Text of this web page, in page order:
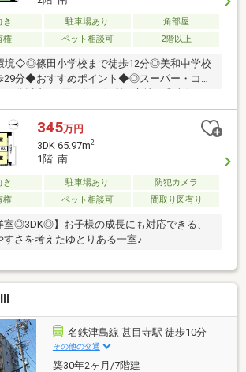
き 駐車場あり
角部屋
権
ペット相談可 2階以上
◇◎篠田小学校まで徒歩12分◎美和中学校
29分◆おすすめポイント◆◎スーパー・コン
で陽当り良好！▼▼ハウスドゥ 清須はここが
▼▼地元密着、清須市のことならお任せくだ
豊富なスタッフがご提案♪住宅ローンや保
産に関する税金や法律、その他各種手続きの
お気軽にご相談ください。お客様が一番良い
きる様に色々な視点でご提案いたします。キ
ース完備♪小さなお子様連れのお客様でもゆ
345万円
3DK 65.97m2
1階 南
き 駐車場あり
防犯カメラ
権
ペット相談可 間取り図有り
室◎3DK◎】お子様の成長にも対応できる、
すさを考えたゆとりある一室♪
名鉄津島線 甚目寺駅 徒歩10分
その他の交通
築30年2ヶ月/7階建